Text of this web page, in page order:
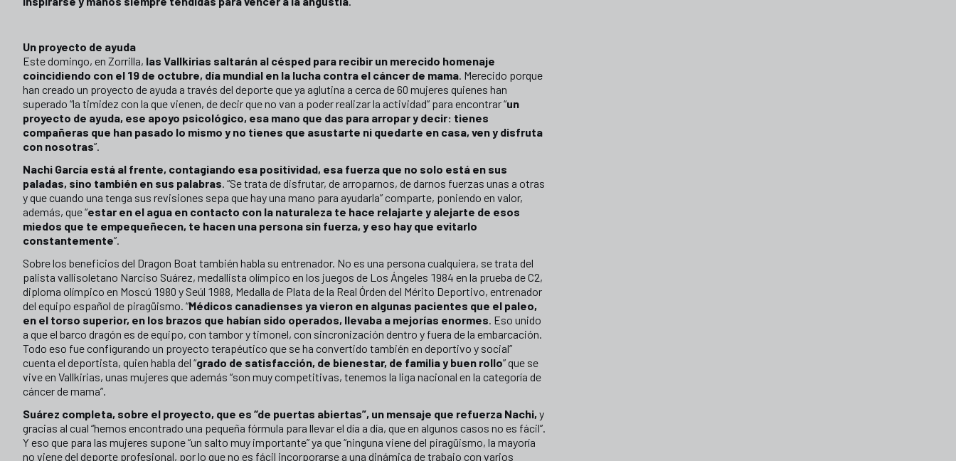
Un proyecto de ayuda
Este domingo, en Zorrilla, las Vallkirias saltarán al césped para recibir un merecido homenaje
coincidiendo con el 19 de octubre, día mundial en la lucha contra el cáncer de mama. Merecido porque
han creado un proyecto de ayuda a través del deporte que ya aglutina a cerca de 60 mujeres quienes han
superado “la timidez con la que vienen, de decir que no van a poder realizar la actividad” para encontrar “un
proyecto de ayuda, ese apoyo psicológico, esa mano que das para arropar y decir: tienes
compañeras que han pasado lo mismo y no tienes que asustarte ni quedarte en casa, ven y disfruta
con nosotras”.
Nachi García está al frente, contagiando esa positividad, esa fuerza que no solo está en sus
paladas, sino también en sus palabras. “Se trata de disfrutar, de arroparnos, de darnos fuerzas unas a otras
y que cuando una tenga sus revisiones sepa que hay una mano para ayudarla” comparte, poniendo en valor,
además, que “estar en el agua en contacto con la naturaleza te hace relajarte y alejarte de esos
miedos que te empequeñecen, te hacen una persona sin fuerza, y eso hay que evitarlo
constantemente”.
Sobre los beneficios del Dragon Boat también habla su entrenador. No es una persona cualquiera, se trata del
palista vallisoletano Narciso Suárez, medallista olímpico en los juegos de Los Ángeles 1984 en la prueba de C2,
diploma olímpico en Moscú 1980 y Seúl 1988, Medalla de Plata de la Real Órden del Mérito Deportivo, entrenador
del equipo español de piragüismo. “Médicos canadienses ya vieron en algunas pacientes que el paleo,
en el torso superior, en los brazos que habían sido operados, llevaba a mejorías enormes. Eso unido
a que el barco dragón es de equipo, con tambor y timonel, con sincronización dentro y fuera de la embarcación.
Todo eso fue configurando un proyecto terapéutico que se ha convertido también en deportivo y social”
cuenta el deportista, quien habla del “grado de satisfacción, de bienestar, de familia y buen rollo” que se
vive en Vallkirias, unas mujeres que además “son muy competitivas, tenemos la liga nacional en la categoría de
cáncer de mama”.
Suárez completa, sobre el proyecto, que es “de puertas abiertas”, un mensaje que refuerza Nachi, y
gracias al cual “hemos encontrado una pequeña fórmula para llevar el día a día, que en algunos casos no es fácil”.
Y eso que para las mujeres supone “un salto muy importante” ya que “ninguna viene del piragüismo, la mayoría
no viene del deporte profesional, por lo que no es fácil incorporarse a una dinámica de trabajo con varios